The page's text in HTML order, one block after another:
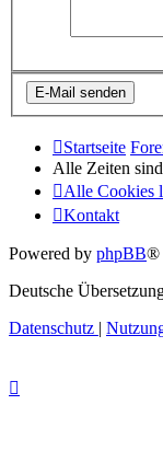
Startseite
Alle Zeiten sind
Alle Cookies
Kontakt
Powered by phpBB®
Deutsche
Datenschutz |